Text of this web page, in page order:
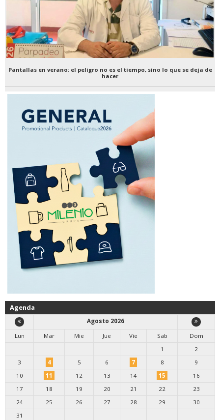
Pantallas en verano: el peligro no es el tiempo, sino lo que se deja de
hacer
Agenda
Agosto 2026
Lun
Mar Mie Jue Vie Sab
Dom
1
2
3
4 5 6 7 8
9
10
11 12 13 14 15
16
17
18 19 20 21 22
23
24
25 26 27 28 29
30
31